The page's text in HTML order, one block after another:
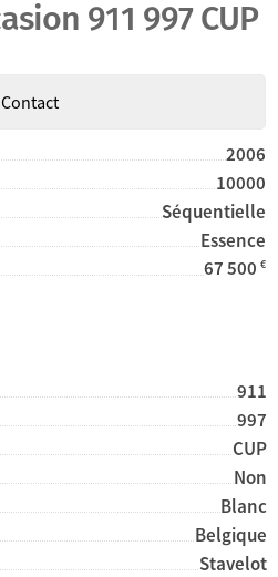
911 997 CUP
Contact
2006
10000
Séquentielle
Essence
67 500 €
911
997
CUP
Non
Blanc
Belgique
Stavelot